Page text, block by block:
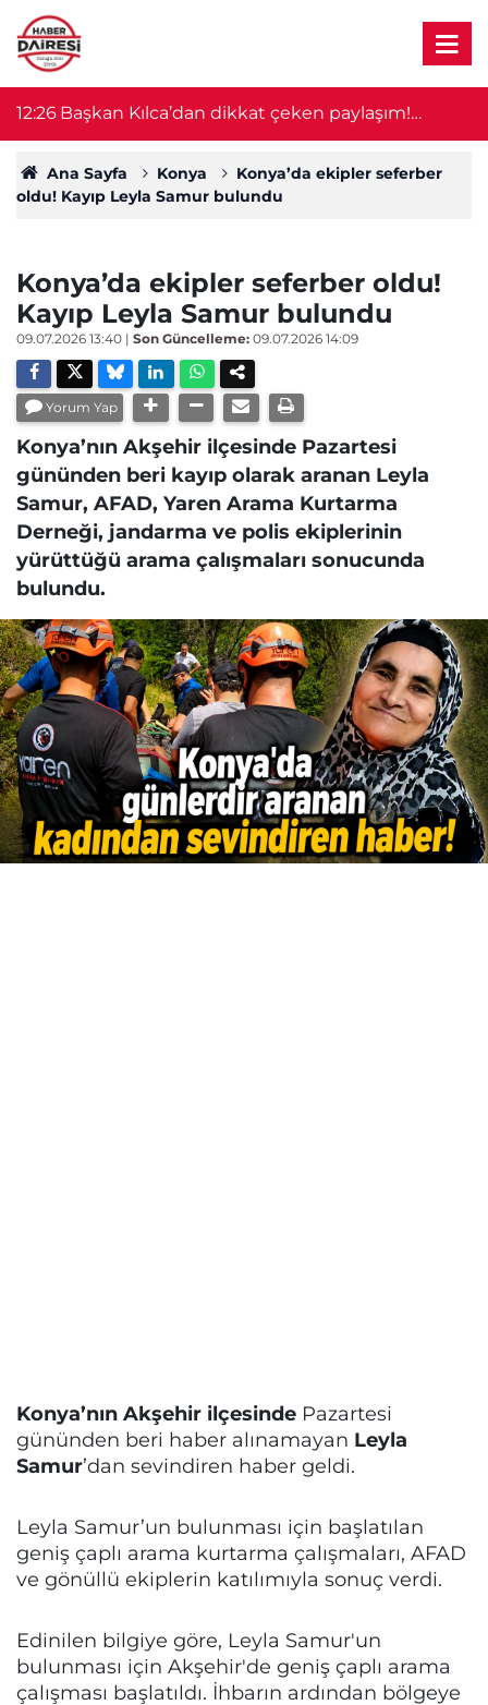
12:26 Başkan Kılca’dan dikkat çeken paylaşım!
Karatay’da böcek ilaçlamasında ikinci evre
başladı
Ana Sayfa Konya
Konya’da ekipler seferber
oldu! Kayıp Leyla Samur bulundu
Konya’da ekipler seferber oldu!
Kayıp Leyla Samur bulundu
09.07.2026 13:40 | Son Güncelleme: 09.07.2026 14:09
Yorum Yap
Konya’nın Akşehir ilçesinde Pazartesi
gününden beri kayıp olarak aranan Leyla
Samur, AFAD, Yaren Arama Kurtarma
Derneği, jandarma ve polis ekiplerinin
yürüttüğü arama çalışmaları sonucunda
bulundu.
Konya’nın Akşehir ilçesinde Pazartesi
gününden beri haber alınamayan Leyla
Samur’dan sevindiren haber geldi.
Leyla Samur’un bulunması için başlatılan
geniş çaplı arama kurtarma çalışmaları, AFAD
ve gönüllü ekiplerin katılımıyla sonuç verdi.
Edinilen bilgiye göre, Leyla Samur'un
bulunması için Akşehir'de geniş çaplı arama
çalışması başlatıldı. İhbarın ardından bölgeye